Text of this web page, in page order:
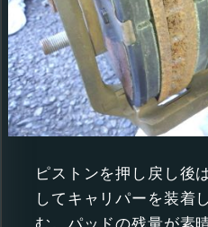
ピストンを押し戻し後
してキャリパーを装着